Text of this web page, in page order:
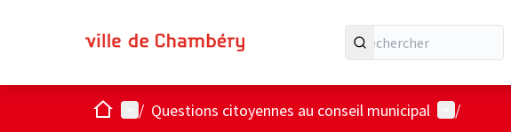
AccueilMenu principal
/ Questions citoyennes au conseil municipal Menu
/